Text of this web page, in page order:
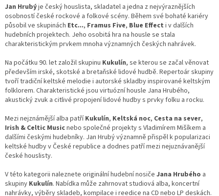
l
á
d
a
c
p
r
v
k
y
ý
p
i
s
Jan Hrubýje český houslista, skladatel a jedna z nejvýraznějších
osobností české rockové a folkové scény. Během své bohaté kariéry
působil ve skupinách Etc..., Framus Five, Blue Effect i v dalších
hudebních projektech. Jeho osobitá hra na housle se stala
charakteristickým prvkem mnoha významných českých nahrávek.
Na počátku 90. let založil skupinu Kukulín, se kterou se začal věnovat
především irské, skotské a bretaňské lidové hudbě. Repertoár skupiny
tvoří tradiční keltské melodie i autorské skladby inspirované keltským
folklorem. Charakteristické jsou virtuózní housle Jana Hrubého,
akustický zvuk a citlivé propojení lidové hudby s prvky folku a rocku.
Mezi nejznámější alba patříKukulín, Keltská noc, Cesta na sever,
Irish & Celtic Musicnebo společné projekty s Vladimírem Mišíkem a
dalšími českými hudebníky. Jan Hrubý významně přispěl k popularizaci
keltské hudby v České republice a dodnes patří mezi nejuznávanější
české houslisty.
V této kategorii naleznete originální hudební nosiče Jana Hrubého a
skupiny Kukulín. Nabídka může zahrnovat studiová alba, koncertní
nahrávky, výběry skladeb, kompilace i reedice na CD nebo LP deskách.